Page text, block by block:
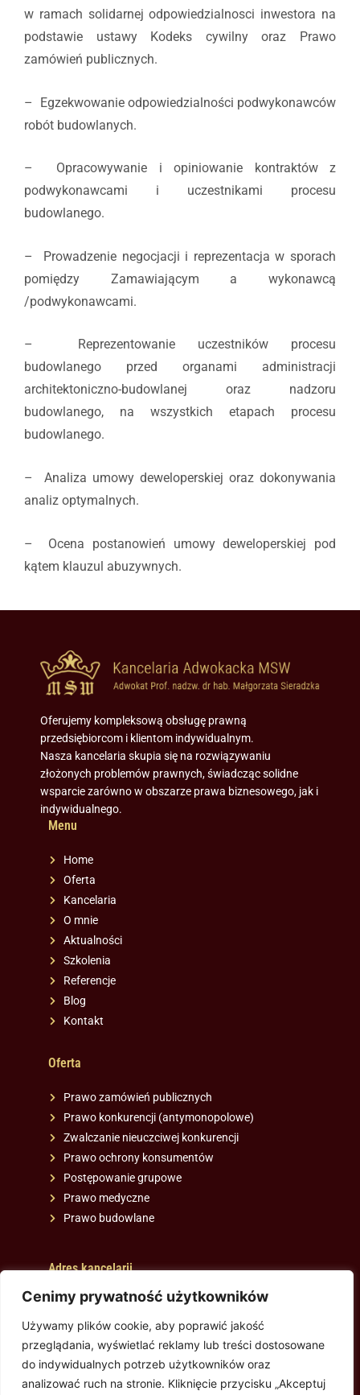
Cenimy prywatność użytkowników
Używamy plików cookie, aby poprawić jakość
przeglądania, wyświetlać reklamy lub treści dostosowane
do indywidualnych potrzeb użytkowników oraz
analizować ruch na stronie. Kliknięcie przycisku „Akceptuj
w ramach solidarnej odpowiedzialnosci inwestora na
podstawie ustawy Kodeks cywilny oraz Prawo
zamówień publicznych.
– Egzekwowanie odpowiedzialności podwykonawców
robót budowlanych.
– Opracowywanie i opiniowanie kontraktów z
podwykonawcami i uczestnikami procesu
budowlanego.
– Prowadzenie negocjacji i reprezentacja w sporach
pomiędzy Zamawiającym a wykonawcą
/podwykonawcami.
– Reprezentowanie uczestników procesu
budowlanego przed organami administracji
architektoniczno-budowlanej oraz nadzoru
budowlanego, na wszystkich etapach procesu
budowlanego.
– Analiza umowy deweloperskiej oraz dokonywania
analiz optymalnych.
– Ocena postanowień umowy deweloperskiej pod
kątem klauzul abuzywnych.
Oferujemy kompleksową obsługę prawną
przedsiębiorcom i klientom indywidualnym.
Nasza kancelaria skupia się na rozwiązywaniu
złożonych problemów prawnych, świadcząc solidne
wsparcie zarówno w obszarze prawa biznesowego, jak i
indywidualnego.
Menu
Home
Oferta
Kancelaria
O mnie
Aktualności
Szkolenia
Referencje
Blog
Kontakt
Oferta
Prawo zamówień publicznych
Prawo konkurencji (antymonopolowe)
Zwalczanie nieuczciwej konkurencji
Prawo ochrony konsumentów
Postępowanie grupowe
Prawo medyczne
Prawo budowlane
Adres kancelarii
ul. Puławska 111A lok. 63
02-707 Warszawa (Mokotów)
Tel. 733-555-498
mail.kancelaria@adwokat-sieradzka.pl